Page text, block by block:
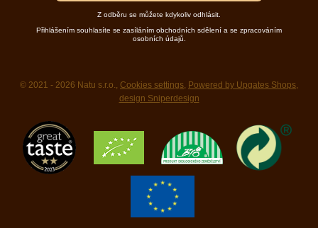
Z odběru se můžete kdykoliv odhlásit.
Přihlášením souhlasíte se zasíláním obchodních sdělení a se zpracováním
osobních údajů.
© 2021 - 2026 Natu s.r.o., Cookies settings, Powered by Upgates Shops,
design Sniperdesign